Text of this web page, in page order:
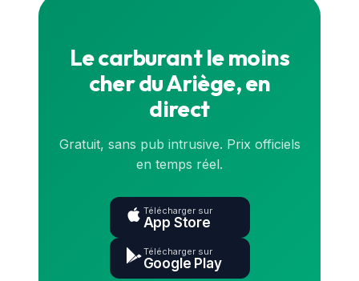
Le carburant le moins
cher du Ariège, en
direct
Gratuit, sans pub intrusive. Prix officiels
en temps réel.
Télécharger sur
App Store
Télécharger sur
Google Play